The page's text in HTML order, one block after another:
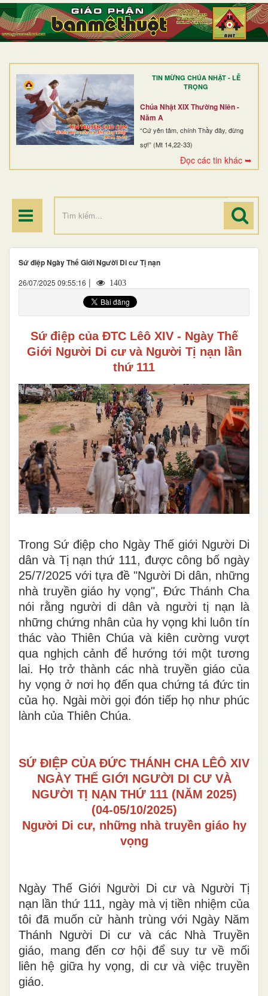
TIN MỪNG CHÚA NHẬT - LỄ
TRỌNG
Chúa Nhật XIX Thường Niên -
Năm A
“Cứ yên tâm, chính Thầy đây, đừng
sợ!” (Mt 14,22-33)
Đọc các tin khác ➥
TRANG NHẤT
GIỚI THIỆU
DÒNG TU
BAN MỤC VỤ
ĐOÀN THỂ CG
Sứ điệp Ngày Thế Giới Người Di cư Tị nạn
26/07/2025 09:55:16 | 1403
Sứ điệp của ĐTC Lêô XIV - Ngày Thế
Giới Người Di cư và Người Tị nạn lần
thứ 111
Trong Sứ điệp cho Ngày Thế giới Người Di
dân và Tị nạn thứ 111, được công bố ngày
25/7/2025 với tựa đề "Người Di dân, những
nhà truyền giáo hy vọng", Đức Thánh Cha
nói rằng người di dân và người tị nạn là
những chứng nhân của hy vọng khi luôn tín
thác vào Thiên Chúa và kiên cường vượt
qua nghịch cảnh để hướng tới một tương
lai. Họ trở thành các nhà truyền giáo của
hy vọng ở nơi họ đến qua chứng tá đức tin
của họ. Ngài mời gọi đón tiếp họ như phúc
lành của Thiên Chúa.
SỨ ĐIỆP CỦA ĐỨC THÁNH CHA LÊÔ XIV
NGÀY THẾ GIỚI NGƯỜI DI CƯ VÀ
NGƯỜI TỊ NẠN THỨ 111 (NĂM 2025)
(04-05/10/2025)
Người Di cư, những nhà truyền giáo hy
vọng
Ngày Thế Giới Người Di cư và Người Tị
nạn lần thứ 111, ngày mà vị tiền nhiệm của
tôi đã muốn cử hành trùng với Ngày Năm
Thánh Người Di cư và các Nhà Truyền
giáo, mang đến cơ hội để suy tư về mối
liên hệ giữa hy vọng, di cư và việc truyền
giáo.